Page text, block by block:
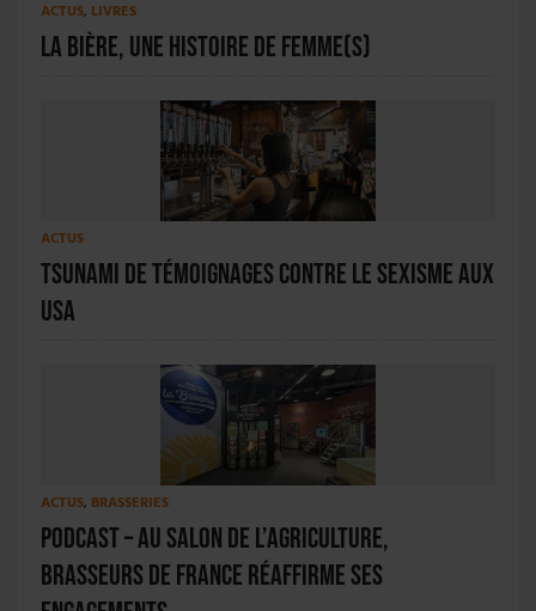
ACTUS, LIVRES
La bière, une histoire de femme(s)
ACTUS
Tsunami de témoignages contre le sexisme aux
USA
ACTUS, BRASSERIES
PODCAST – Au Salon de l’Agriculture,
Brasseurs de France réaffirme ses